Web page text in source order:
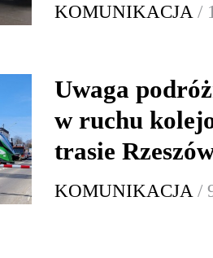
KOMUNIKACJA /
Uwaga
w ruchu
trasie
KOMUNIKACJA /